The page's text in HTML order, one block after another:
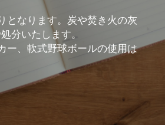
となります。炭や焚き火の灰
分いたします。
ー、軟式野球ボールの使用は